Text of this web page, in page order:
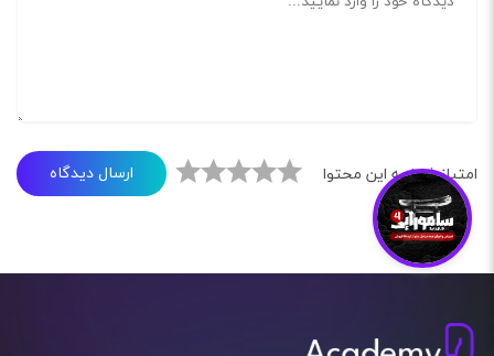
امتیاز شما به این محتوا ارسال دیدگاه